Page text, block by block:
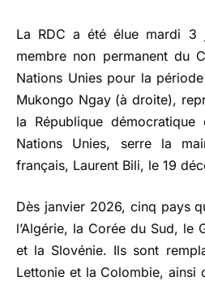
La RDC a été élue mardi
membre non permanent du
Nations Unies pour la
Mukongo Ngay (à droite),
la République
Nations Unies, serre la
français, Laurent Bili, le 19
Dès janvier 2026, cinq pays
l’Algérie, la Corée du Sud, le
et la Slovénie. Ils sont
Lettonie et la Colombie, ainsi